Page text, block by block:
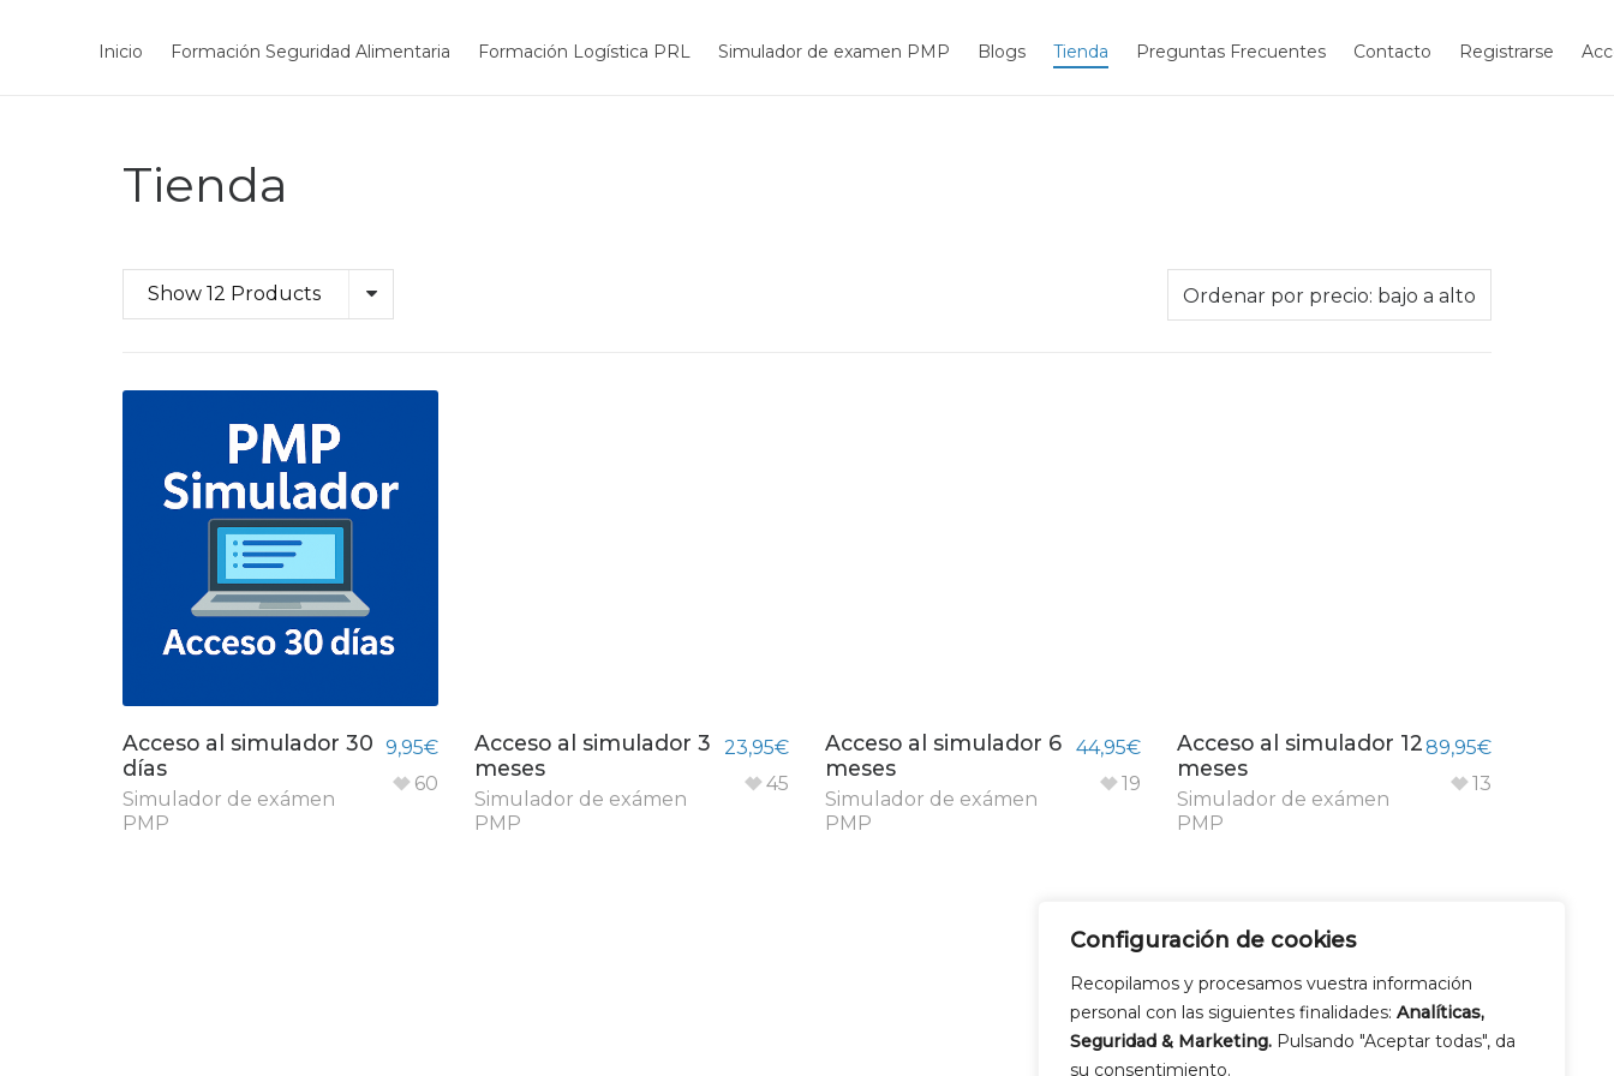
Configuración de cookies
Recopilamos y procesamos vuestra información
personal con las siguientes finalidades: Analíticas,
Seguridad & Marketing. Pulsando "Aceptar todas", da
su consentimiento.
Inicio Formación Seguridad Alimentaria Formación Logística PRL Simulador de examen PMP Blogs Tienda Preguntas Frecuentes Contacto Registrarse
Tienda
Show 12 Products
Acceso al simulador 30
días
Simulador de exámen
PMP
9,95€
60
Acceso al simulador 3
meses
Simulador de exámen
PMP
23,95€
45
Acceso al simulador 6
meses
Simulador de exámen
PMP
44,95€
19
Acceso al simulador 12
meses
Simulador de exámen
PMP
89,95€
13